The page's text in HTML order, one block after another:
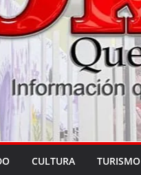
CULTURA TURISMO